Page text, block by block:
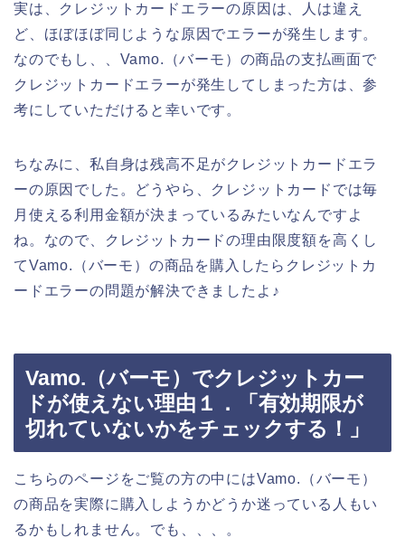
実は、クレジットカードエラーの原因は、人は違え
ど、ほぼほぼ同じような原因でエラーが発生します。
なのでもし、、Vamo.（バーモ）の商品の支払画面で
クレジットカードエラーが発生してしまった方は、参
考にしていただけると幸いです。
ちなみに、私自身は残高不足がクレジットカードエラ
ーの原因でした。どうやら、クレジットカードでは毎
月使える利用金額が決まっているみたいなんですよ
ね。なので、クレジットカードの理由限度額を高くし
てVamo.（バーモ）の商品を購入したらクレジットカ
ードエラーの問題が解決できましたよ♪
Vamo.（バーモ）でクレジットカー
ドが使えない理由１．「有効期限が
切れていないかをチェックする！」
こちらのページをご覧の方の中にはVamo.（バーモ）
の商品を実際に購入しようかどうか迷っている人もい
るかもしれません。でも、、、。